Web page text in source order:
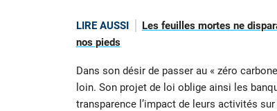
LIRE AUSSI
Les feuilles mortes ne
nos pieds
Dans son désir de passer au « zéro
loin. Son projet de loi oblige ainsi les
transparence l’impact de leurs activités